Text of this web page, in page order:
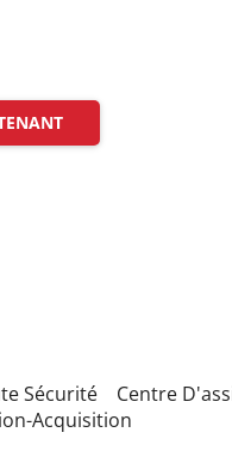
Sécurité Centre
Acquisition